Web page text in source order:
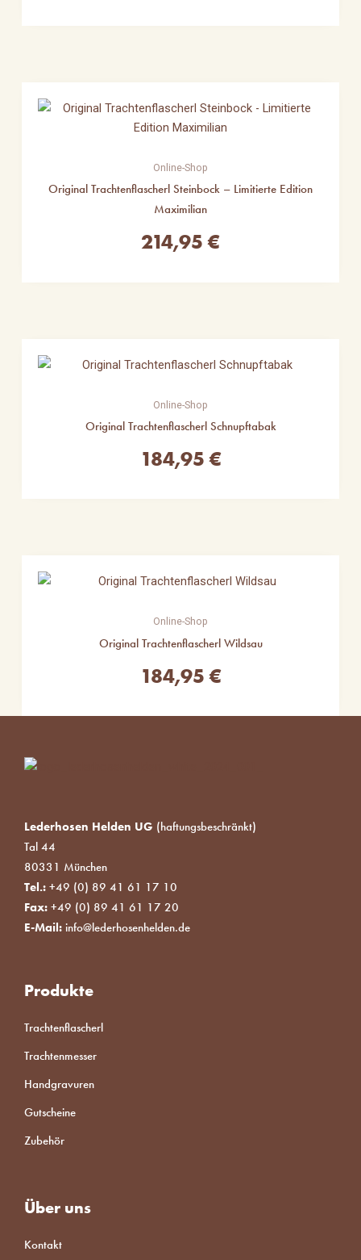
Online-Shop
Original Trachtenflascherl Steinbock – Limitierte Edition
Maximilian
214,95€
Online-Shop
Original Trachtenflascherl Schnupftabak
184,95€
Online-Shop
Original Trachtenflascherl Wildsau
184,95€
Lederhosen Helden UG (haftungsbeschränkt)
Tal 44
80331 München
Tel.: +49 (0) 89 41 61 17 10
Fax: +49 (0) 89 41 61 17 20
E-Mail: info@lederhosenhelden.de
Produkte
Trachtenflascherl
Trachtenmesser
Handgravuren
Gutscheine
Zubehör
Über uns
Kontakt